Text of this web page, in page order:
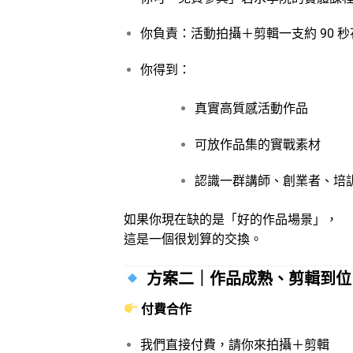
你負責：活動拍攝＋剪輯一支約 90 秒
你得到：
真實高質感活動作品
可放作品集的實戰素材
認識一群講師、創業者、培
如果你現在缺的是「好的作品場景」，
這是一個很划算的交換。
方案二｜作品成熟、剪輯到位
付費合作
我們直接付費，請你來拍攝＋剪輯